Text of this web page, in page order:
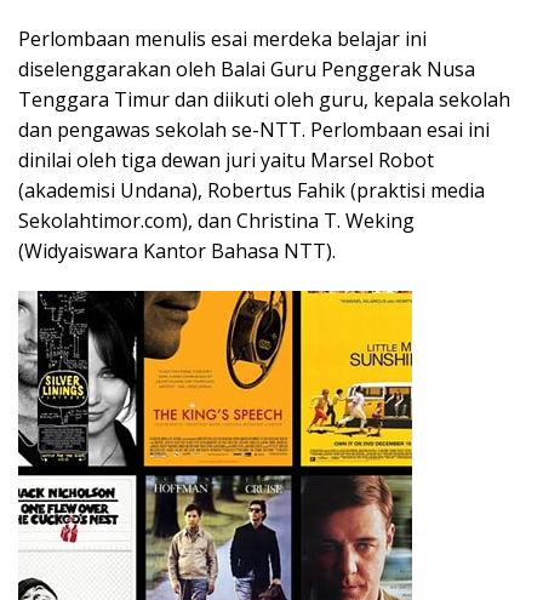
Perlombaan menulis esai merdeka belajar ini
diselenggarakan oleh Balai Guru Penggerak Nusa
Tenggara Timur dan diikuti oleh guru, kepala sekolah
dan pengawas sekolah se-NTT. Perlombaan esai ini
dinilai oleh tiga dewan juri yaitu Marsel Robot
(akademisi Undana), Robertus Fahik (praktisi media
Sekolahtimor.com), dan Christina T. Weking
(Widyaiswara Kantor Bahasa NTT).